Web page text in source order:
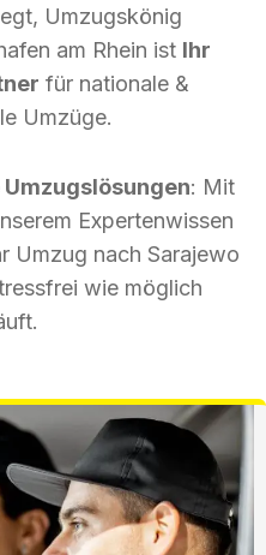
Umzugskönig
am Rhein ist Ihr
für nationale &
Umzüge.
: Mit
Expertenwissen
Umzug nach Sarajewo
wie möglich